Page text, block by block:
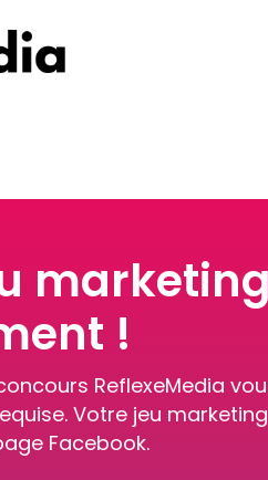
!
ReflexeMedia
Votre jeu
Facebook.